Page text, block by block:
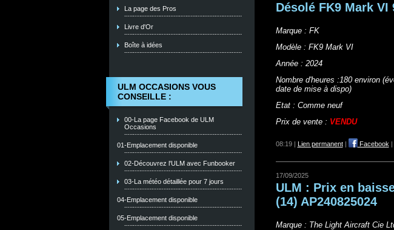
La page des Pros
Livre d'Or
Boîte à idées
ULM OCCASIONS VOUS
CONSEILLE :
00-La page Facebook de ULM
Occasions
01-Emplacement disponible
02-Découvrez l'ULM avec Funbooker
03-La météo détaillée pour 7 jours
04-Emplacement disponible
05-Emplacement disponible
Désolé FK9 Mark VI
Marque : FK
Modèle : FK9 Mark VI
Année : 2024
Nombre d'heures :180 environ
date de mise à dispo)
Etat : Comme neuf
Prix de vente : VENDU
08:19 | Lien permanent| Facebook |
17/09/2025
ULM : Prix en
(14) AP240825024
Marque : The Light Aircraft Cie